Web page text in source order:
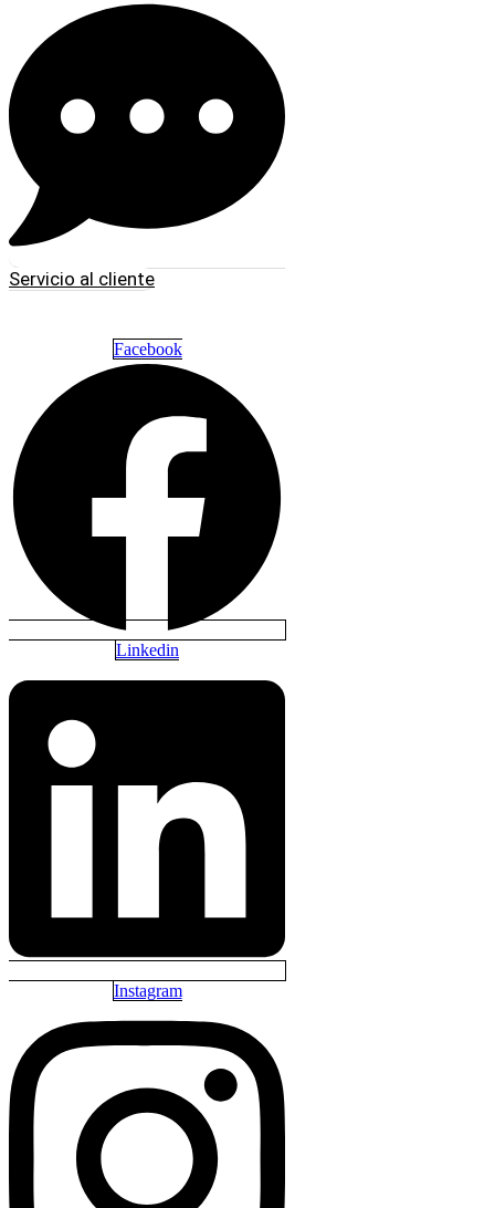
Servicio al cliente
Facebook
Linkedin
Instagram